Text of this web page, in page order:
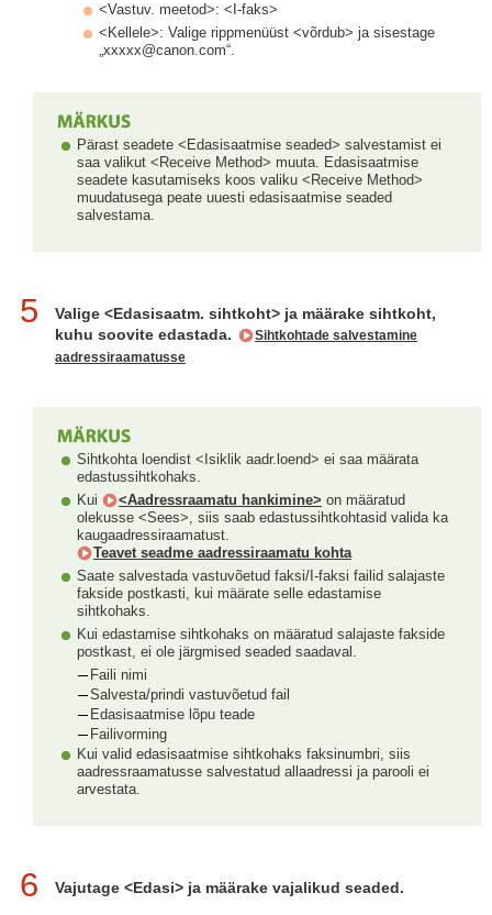
<Vastuv. meetod>: <I-faks>
<Kellele>: Valige rippmenüüst <võrdub> ja sisestage
„xxxxx@canon.com“.
Pärast seadete <Edasisaatmise seaded> salvestamist ei
saa valikut <Receive Method> muuta. Edasisaatmise
seadete kasutamiseks koos valiku <Receive Method>
muudatusega peate uuesti edasisaatmise seaded
salvestama.
5
Valige <Edasisaatm. sihtkoht> ja määrake sihtkoht,
kuhu soovite edastada.
Sihtkohtade salvestamine
aadressiraamatusse
Sihtkohta loendist <Isiklik aadr.loend> ei saa määrata
edastussihtkohaks.
Kui
<Aadressraamatu hankimine> on määratud
olekusse <Sees>, siis saab edastussihtkohtasid valida ka
kaugaadressiraamatust.
Teavet seadme aadressiraamatu kohta
Saate salvestada vastuvõetud faksi/I-faksi failid salajaste
fakside postkasti, kui määrate selle edastamise
sihtkohaks.
Kui edastamise sihtkohaks on määratud salajaste fakside
postkast, ei ole järgmised seaded saadaval.
Faili nimi
Salvesta/prindi vastuvõetud fail
Edasisaatmise lõpu teade
Failivorming
Kui valid edasisaatmise sihtkohaks faksinumbri, siis
aadressraamatusse salvestatud allaadressi ja parooli ei
arvestata.
6 Vajutage <Edasi> ja määrake vajalikud seaded.